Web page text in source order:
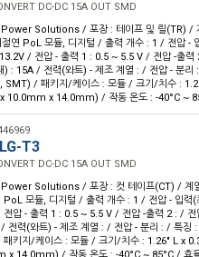
DC-DC 15A OUT SMD
Solutions / 포장 : 테이프 및 릴(TR) /
연 PoL 모듈, 디지털 / 출력 개수 : 1 / 전압 -
/ 전압 - 출력 1 : 0.5 ~ 5.5 V / 전압 -출
) : 15A / 전력(와트) - 제조 계열 : / 전압 - 분
SMT) / 패키지/케이스 : 모듈 / 크기/치수 :
10.0mm x 14.0mm) / 작동 온도 : -40°C ~
T3
DC-DC 15A OUT SMD
Solutions / 포장 : 컷 테이프(CT) / 계
PoL 모듈, 디지털 / 출력 개수 : 1 / 전압 - 입력
압 - 출력 1 : 0.5 ~ 5.5 V / 전압 -출력 2 : / 전
전력(와트) - 제조 계열 : / 전압 - 분리 : / 특징
키지/케이스 : 모듈 / 크기/치수 : 1.26" L x